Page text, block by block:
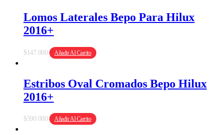
Lomos Laterales Bepo Para Hilux
2016+
$ 147.000 Añadir Al Carrito
Estribos Oval Cromados Bepo Hilux
2016+
$590.000 Añadir Al Carrito